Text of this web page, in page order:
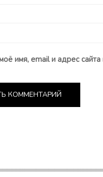
имя, email и адрес